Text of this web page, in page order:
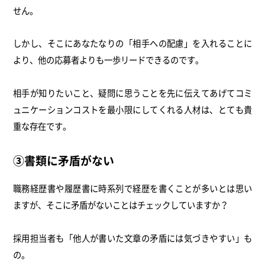
せん。
しかし、そこにあなたなりの「相手への配慮」を入れることに
より、他の応募者よりも一歩リードできるのです。
相手が知りたいこと、疑問に思うことを先に伝えてあげてコミ
ュニケーションコストを最小限にしてくれる人材は、とても貴
重な存在です。
③書類に矛盾がない
職務経歴書や履歴書に時系列で経歴を書くことが多いとは思い
ますが、そこに矛盾がないことはチェックしていますか？
採用担当者も「他人が書いた文章の矛盾には気づきやすい」も
の。